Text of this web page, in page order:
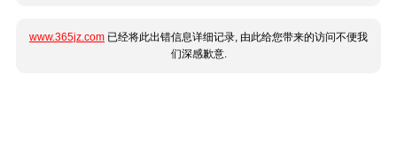
www.365jz.com 已经将此出错信息详细记录, 由此给您带来的访问不便我
们深感歉意.